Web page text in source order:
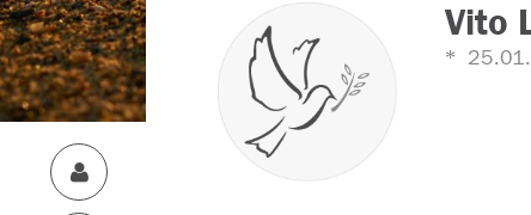
Vito